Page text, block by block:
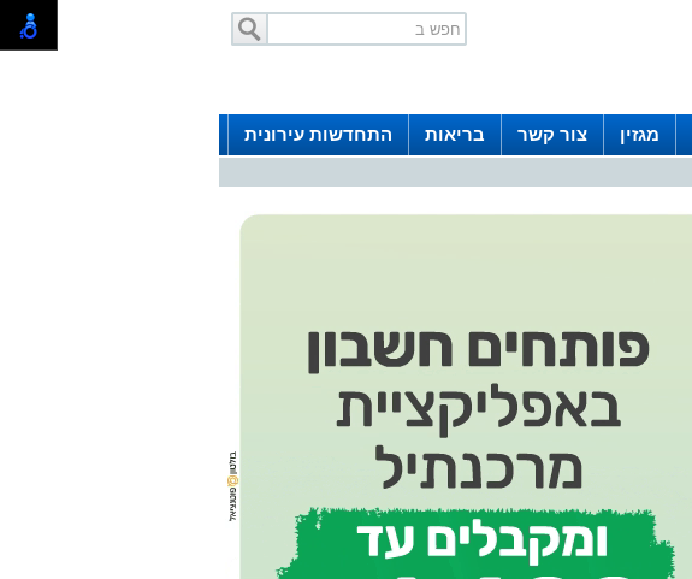
מגזין צור קשר בריאות
התחדשות עירונית